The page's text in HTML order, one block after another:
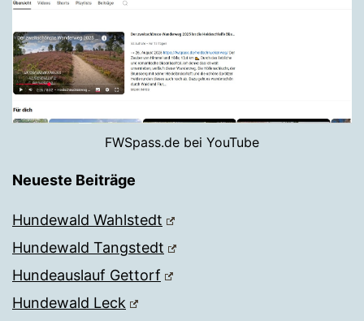
FWSpass.de bei YouTube
Neueste Beiträge
Hundewald Wahlstedt
Hundewald Tangstedt
Hundeauslauf Gettorf
Hundewald Leck